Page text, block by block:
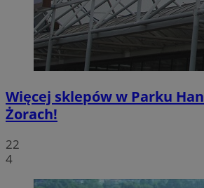
Więcej sklepów w Parku
Żorach!
22
4